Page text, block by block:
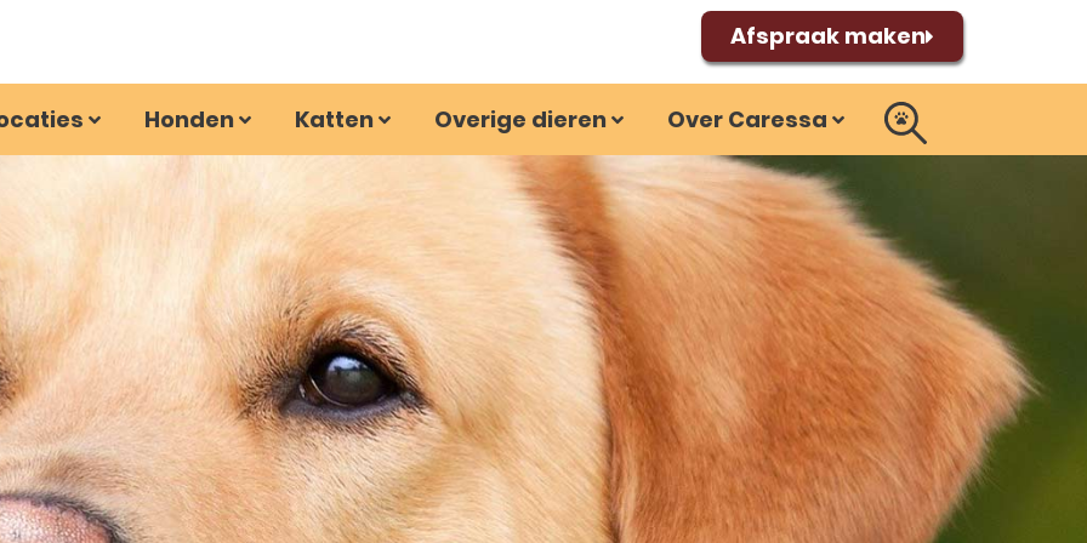
Afspraak maken
Honden Katten Overige dieren Over Caressa